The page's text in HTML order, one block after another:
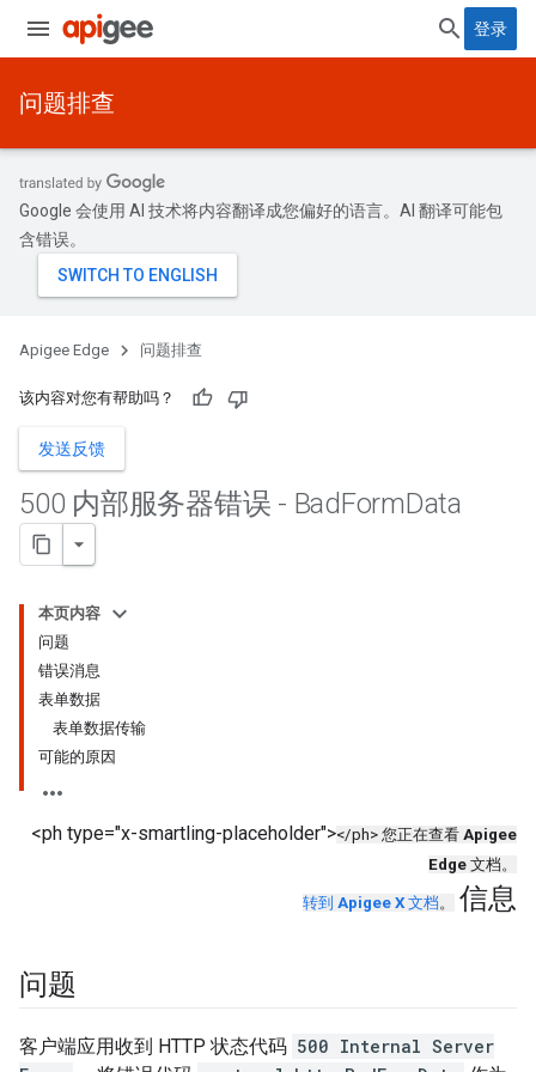
登录
问题排查
Google 会使用 AI 技术将内容翻译成您偏好的语言。AI 翻译可能包
含错误。
Apigee Edge 问题排查
该内容对您有帮助吗？
发送反馈
500 内部服务器错误 - BadFormData
本页内容
问题
错误消息
表单数据
表单数据传输
可能的原因
<ph type="x-smartling-placeholder"></ph> 您正在查看 Apigee
Edge 文档。
转到 Apigee X 文档。 信息
问题
客户端应用收到 HTTP 状态代码 500 Internal Server